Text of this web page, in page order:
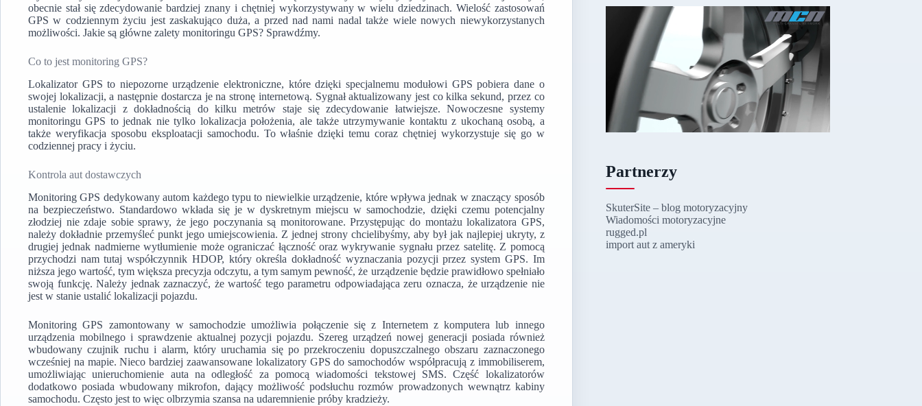
obecnie stał się zdecydowanie bardziej znany i chętniej wykorzystywany w wielu dziedzinach. Wielość zastosowań
GPS w codziennym życiu jest zaskakująco duża, a przed nad nami nadal także wiele nowych niewykorzystanych
możliwości. Jakie są główne zalety monitoringu GPS? Sprawdźmy.
Co to jest monitoring GPS?
Lokalizator GPS to niepozorne urządzenie elektroniczne, które dzięki specjalnemu modułowi GPS pobiera dane o
swojej lokalizacji, a następnie dostarcza je na stronę internetową. Sygnał aktualizowany jest co kilka sekund, przez co
ustalenie lokalizacji z dokładnością do kilku metrów staje się zdecydowanie łatwiejsze. Nowoczesne systemy
monitoringu GPS to jednak nie tylko lokalizacja położenia, ale także utrzymywanie kontaktu z ukochaną osobą, a
także weryfikacja sposobu eksploatacji samochodu. To właśnie dzięki temu coraz chętniej wykorzystuje się go w
codziennej pracy i życiu.
Kontrola aut dostawczych
Monitoring GPS dedykowany autom każdego typu to niewielkie urządzenie, które wpływa jednak w znaczący sposób
na bezpieczeństwo. Standardowo wkłada się je w dyskretnym miejscu w samochodzie, dzięki czemu potencjalny
złodziej nie zdaje sobie sprawy, że jego poczynania są monitorowane. Przystępując do montażu lokalizatora GPS,
należy dokładnie przemyśleć punkt jego umiejscowienia. Z jednej strony chcielibyśmy, aby był jak najlepiej ukryty, z
drugiej jednak nadmierne wytłumienie może ograniczać łączność oraz wykrywanie sygnału przez satelitę. Z pomocą
przychodzi nam tutaj współczynnik HDOP, który określa dokładność wyznaczania pozycji przez system GPS. Im
niższa jego wartość, tym większa precyzja odczytu, a tym samym pewność, że urządzenie będzie prawidłowo spełniało
swoją funkcję. Należy jednak zaznaczyć, że wartość tego parametru odpowiadająca zeru oznacza, że urządzenie nie
jest w stanie ustalić lokalizacji pojazdu.
Monitoring GPS zamontowany w samochodzie umożliwia połączenie się z Internetem z komputera lub innego
urządzenia mobilnego i sprawdzenie aktualnej pozycji pojazdu. Szereg urządzeń nowej generacji posiada również
wbudowany czujnik ruchu i alarm, który uruchamia się po przekroczeniu dopuszczalnego obszaru zaznaczonego
wcześniej na mapie. Nieco bardziej zaawansowane lokalizatory GPS do samochodów współpracują z immobiliserem,
umożliwiając unieruchomienie auta na odległość za pomocą wiadomości tekstowej SMS. Część lokalizatorów
dodatkowo posiada wbudowany mikrofon, dający możliwość podsłuchu rozmów prowadzonych wewnątrz kabiny
samochodu. Często jest to więc olbrzymia szansa na udaremnienie próby kradzieży.
Partnerzy
SkuterSite – blog motoryzacyjny
Wiadomości motoryzacyjne
rugged.pl
import aut z ameryki